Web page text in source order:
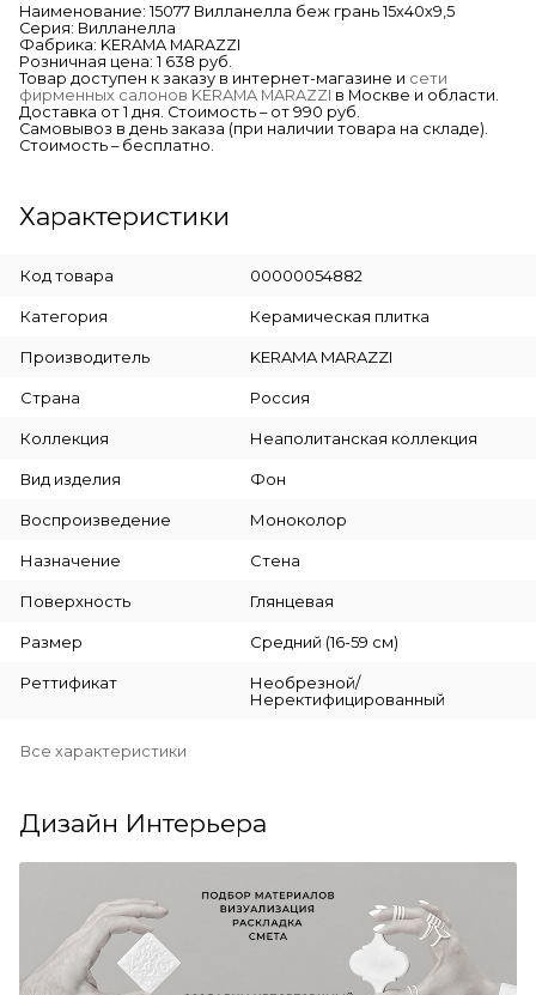
Наименование: 15077 Вилланелла беж грань 15х40х9,5
Серия: Вилланелла
Фабрика: KERAMA MARAZZI
Розничная цена: 1 638 руб.
Товар доступен к заказу в интернет-магазине и сети
фирменных салонов KERAMA MARAZZI в Москве и области.
Доставка от 1 дня. Стоимость – от 990 руб.
Самовывоз в день заказа (при наличии товара на складе).
Стоимость – бесплатно.
Характеристики
Код товара 00000054882
Категория Керамическая плитка
Производитель KERAMA MARAZZI
Страна Россия
Коллекция Неаполитанская коллекция
Вид изделия Фон
Воспроизведение Моноколор
Назначение Стена
Поверхность Глянцевая
Размер Средний (16-59 см)
Реттификат
Необрезной/
Неректифицированный
Все характеристики
Дизайн Интерьера